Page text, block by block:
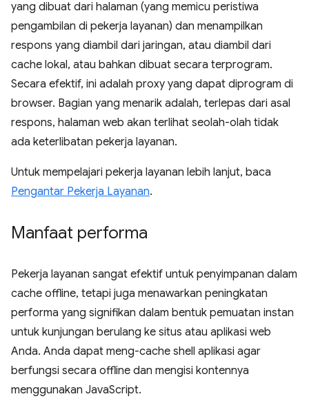
yang dibuat dari halaman (yang memicu peristiwa
pengambilan di pekerja layanan) dan menampilkan
respons yang diambil dari jaringan, atau diambil dari
cache lokal, atau bahkan dibuat secara terprogram.
Secara efektif, ini adalah proxy yang dapat diprogram di
browser. Bagian yang menarik adalah, terlepas dari asal
respons, halaman web akan terlihat seolah-olah tidak
ada keterlibatan pekerja layanan.
Untuk mempelajari pekerja layanan lebih lanjut, baca
Pengantar Pekerja Layanan.
Manfaat performa
Pekerja layanan sangat efektif untuk penyimpanan dalam
cache offline, tetapi juga menawarkan peningkatan
performa yang signifikan dalam bentuk pemuatan instan
untuk kunjungan berulang ke situs atau aplikasi web
Anda. Anda dapat meng-cache shell aplikasi agar
berfungsi secara offline dan mengisi kontennya
menggunakan JavaScript.